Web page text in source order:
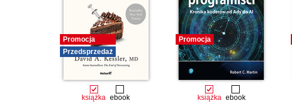
Promocja
Przedsprzedaż
książka ebook
Promocja
książka ebook